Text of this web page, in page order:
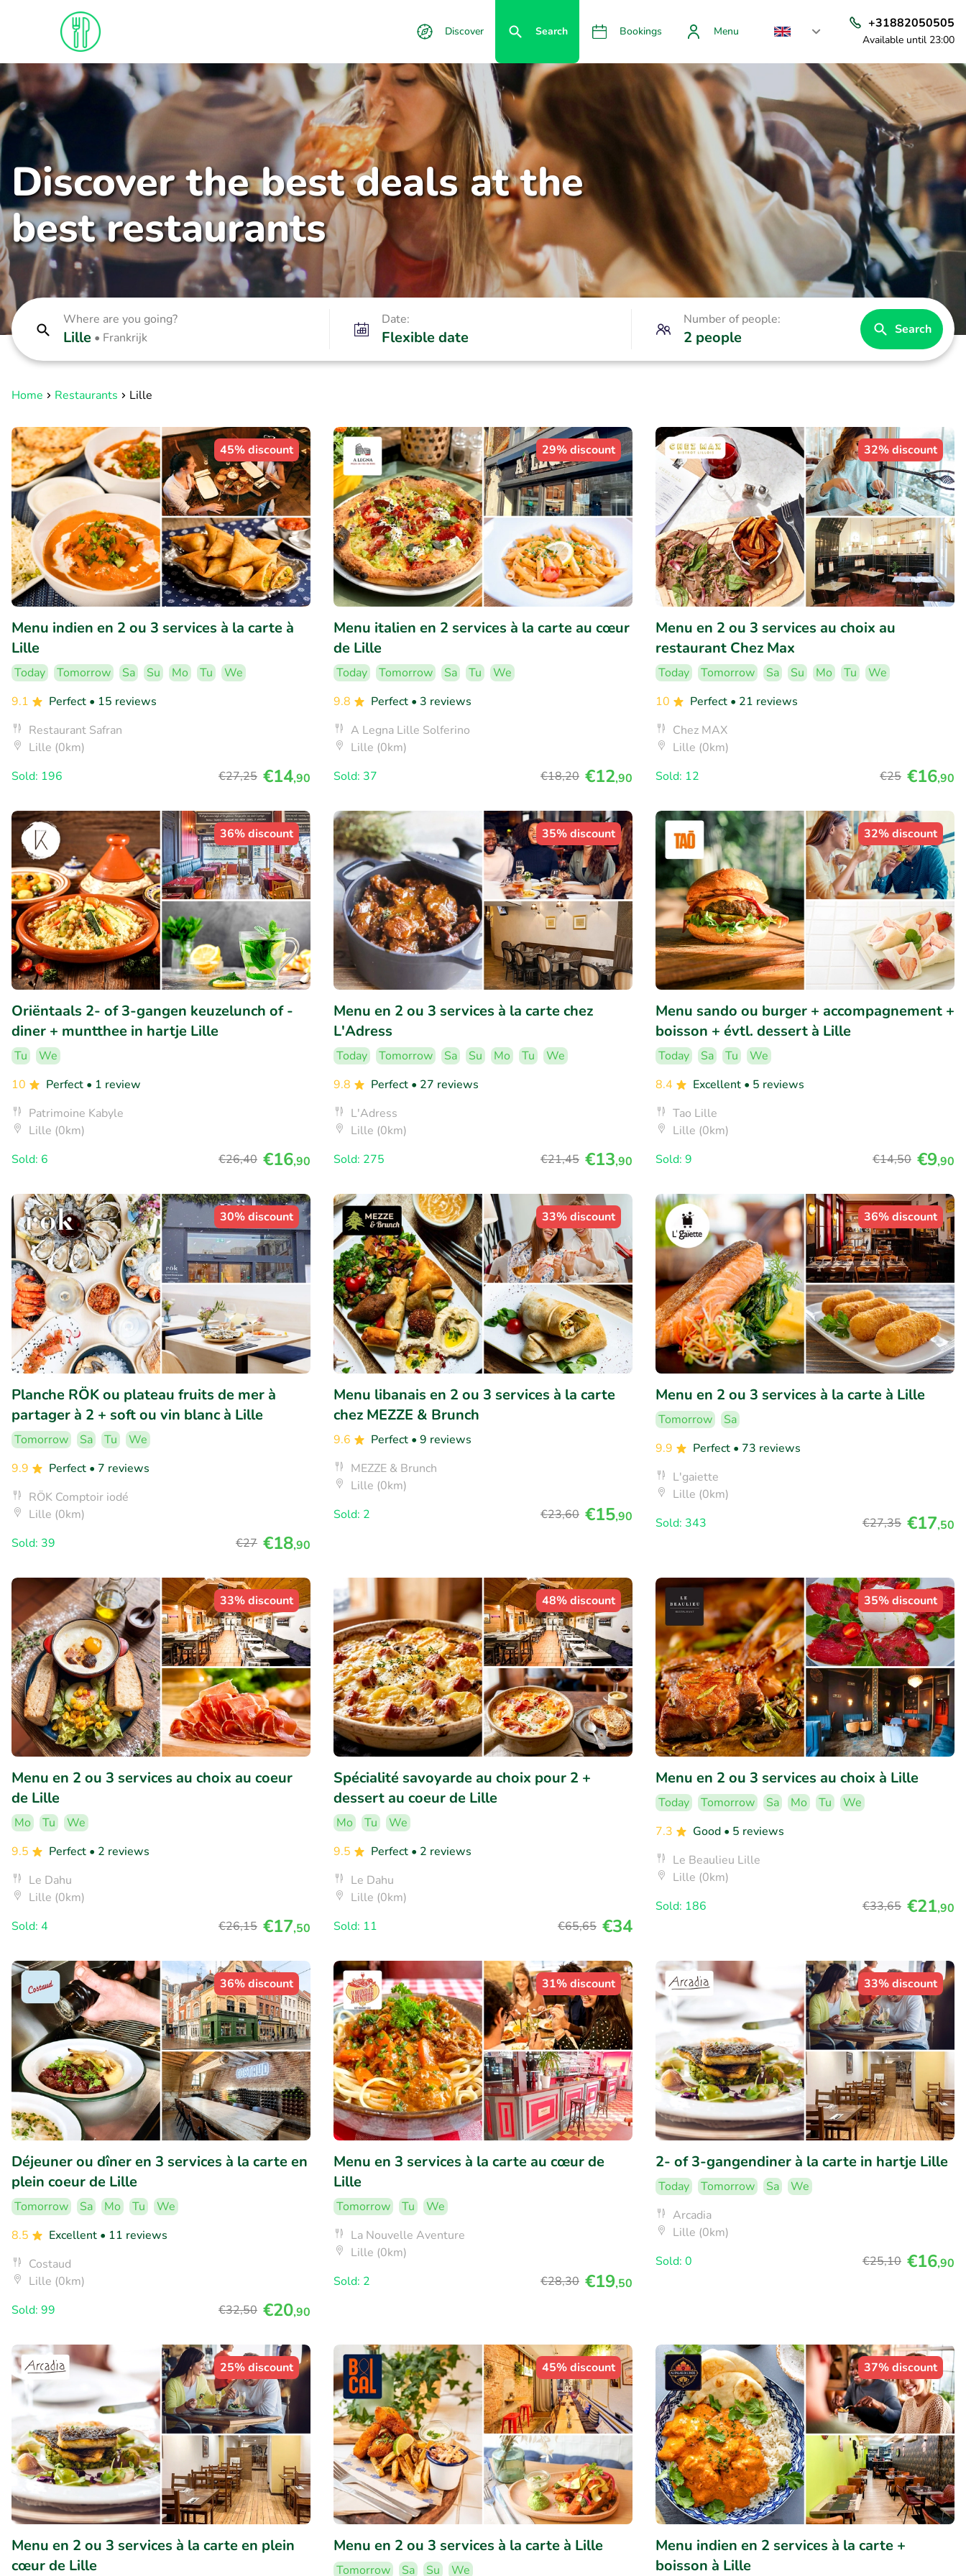
Discover Search Bookings Menu
+31882050505
Available until 23:00
Discover the best deals at the
best restaurants
Where are you going?
Lille • Frankrijk
Date:
Flexible date
Number of people:
2 people Search
Home Restaurants Lille
45% discount
Menu indien en 2 ou 3 services à la carte à
Lille
Today Tomorrow Sa Su Mo Tu
We
9.1
Perfect • 15 reviews
Restaurant Safran
Lille (0km)
Sold: 196
€27,25 €14,90
29% discount
Menu italien en 2 services à la carte au cœur
de Lille
Today Tomorrow Sa Tu
We
9.8
Perfect • 3 reviews
A Legna Lille Solferino
Lille (0km)
Sold: 37
€18,20 €12,90
32% discount
Menu en 2 ou 3 services au choix au
restaurant Chez Max
Today Tomorrow Sa Su Mo Tu
We
10
Perfect • 21 reviews
Chez MAX
Lille (0km)
Sold: 12
€25 €16,90
36% discount
Oriëntaals 2- of 3-gangen keuzelunch of -
diner + muntthee in hartje Lille
Tu
We
10
Perfect • 1 review
Patrimoine Kabyle
Lille (0km)
Sold: 6
€26,40 €16,90
35% discount
Menu en 2 ou 3 services à la carte chez
L'Adress
Today Tomorrow Sa Su Mo Tu
We
9.8
Perfect • 27 reviews
L'Adress
Lille (0km)
Sold: 275
€21,45 €13,90
32% discount
Menu sando ou burger + accompagnement +
boisson + évtl. dessert à Lille
Today Sa Tu
We
8.4
Excellent • 5 reviews
Tao Lille
Lille (0km)
Sold: 9
€14,50 €9,90
30% discount
Planche RÖK ou plateau fruits de mer à
partager à 2 + soft ou vin blanc à Lille
Tomorrow Sa Tu
We
9.9
Perfect • 7 reviews
RÖK Comptoir iodé
Lille (0km)
Sold: 39
€27 €18,90
33% discount
Menu libanais en 2 ou 3 services à la carte
chez MEZZE & Brunch
9.6 Perfect • 9 reviews
MEZZE & Brunch
Lille (0km)
Sold: 2
€23,60 €15,90
36% discount
Menu en 2 ou 3 services à la carte à Lille
Tomorrow
Sa
9.9
Perfect • 73 reviews
L'gaiette
Lille (0km)
Sold: 343
€27,35 €17,50
33% discount
Menu en 2 ou 3 services au choix au coeur
de Lille
Mo Tu
We
9.5
Perfect • 2 reviews
Le Dahu
Lille (0km)
Sold: 4
€26,15 €17,50
48% discount
Spécialité savoyarde au choix pour 2 +
dessert au coeur de Lille
Mo Tu
We
9.5
Perfect • 2 reviews
Le Dahu
Lille (0km)
Sold: 11
€65,65 €34
35% discount
Menu en 2 ou 3 services au choix à Lille
Today Tomorrow Sa Mo Tu
We
7.3
Good • 5 reviews
Le Beaulieu Lille
Lille (0km)
Sold: 186
€33,65 €21,90
36% discount
Déjeuner ou dîner en 3 services à la carte en
plein coeur de Lille
Tomorrow Sa Mo Tu
We
8.5
Excellent • 11 reviews
Costaud
Lille (0km)
Sold: 99
€32,50 €20,90
31% discount
Menu en 3 services à la carte au cœur de
Lille
Tomorrow Tu
We
La Nouvelle Aventure
Lille (0km)
Sold: 2
€28,30 €19,50
33% discount
2- of 3-gangendiner à la carte in hartje Lille
Today Tomorrow Sa
We
Arcadia
Lille (0km)
Sold: 0
€25,10 €16,90
25% discount
Menu en 2 ou 3 services à la carte en plein
cœur de Lille
45% discount
Menu en 2 ou 3 services à la carte à Lille
Tomorrow Sa Su We
37% discount
Menu indien en 2 services à la carte +
boisson à Lille